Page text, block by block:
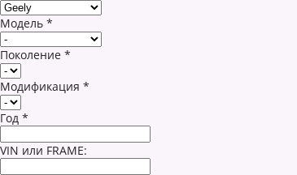
Модель *
Поколение *
Модификация *
Год *
VIN или FRAME: